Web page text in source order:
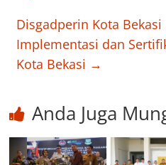
Disgadperin Kota
Implementasi dan
Kota Bekasi →
Anda Juga